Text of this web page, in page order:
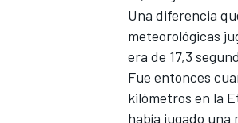
Una diferencia
meteorológicas
era de 17,3
Fue entonces
kilómetros en la
había jugado una